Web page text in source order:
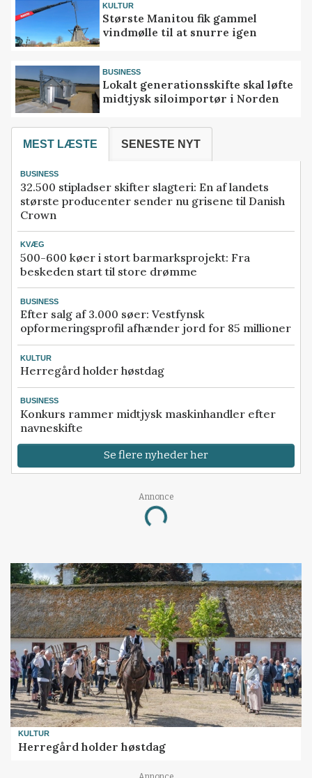
KULTUR
Største Manitou fik gammel
vindmølle til at snurre igen
BUSINESS
Lokalt generationsskifte skal løfte
midtjysk siloimportør i Norden
MEST LÆSTE SENESTE NYT
BUSINESS
32.500 stipladser skifter slagteri: En af landets
største producenter sender nu grisene til Danish
Crown
KVÆG
500-600 køer i stort barmarksprojekt: Fra
beskeden start til store drømme
BUSINESS
Efter salg af 3.000 søer: Vestfynsk
opformeringsprofil afhænder jord for 85 millioner
KULTUR
Herregård holder høstdag
BUSINESS
Konkurs rammer midtjysk maskinhandler efter
navneskifte
Se flere nyheder her
Annonce
Loading...
KULTUR
Herregård holder høstdag